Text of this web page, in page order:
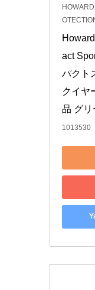
act
パクト
クイヤ
品 グリ
1013530